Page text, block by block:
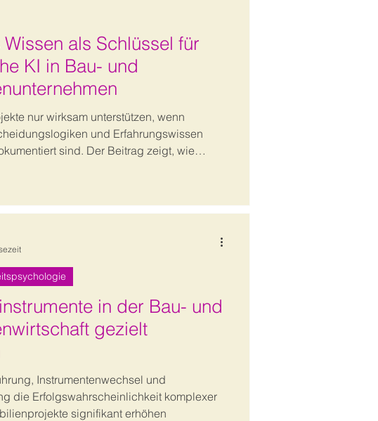
als Schlüssel für
KI in Bau- und
nur wirksam unterstützen, wenn
und Erfahrungswissen
sind. Der Beitrag zeigt, wie
in der Bau- und
gezielt
Instrumentenwechsel und
die Erfolgswahrscheinlichkeit komplexer
signifikant erhöhen